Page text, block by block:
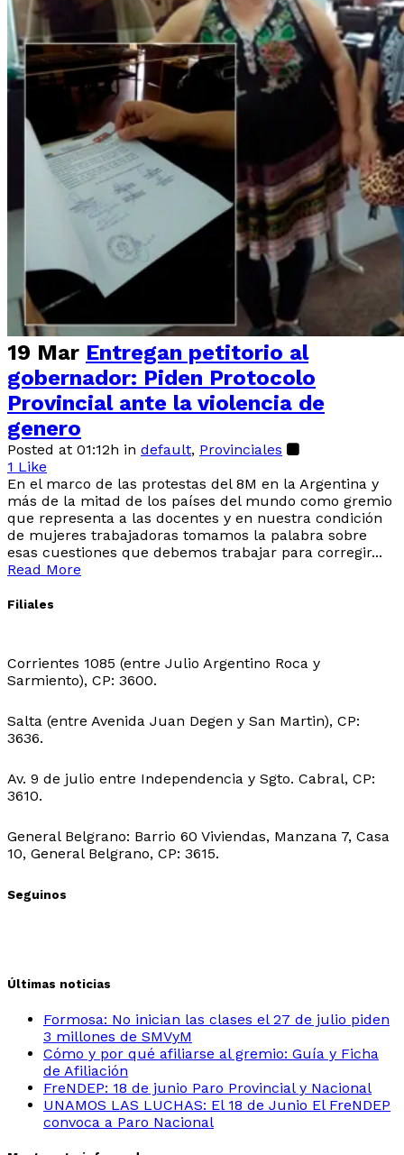
19 Mar Entregan petitorio al
gobernador: Piden Protocolo
Provincial ante la violencia de
genero
Posted at 01:12h in default, Provinciales
1 Like
En el marco de las protestas del 8M en la Argentina y
más de la mitad de los países del mundo como gremio
que representa a las docentes y en nuestra condición
de mujeres trabajadoras tomamos la palabra sobre
esas cuestiones que debemos trabajar para corregir...
Read More
Filiales
Corrientes 1085 (entre Julio Argentino Roca y
Sarmiento), CP: 3600.
Salta (entre Avenida Juan Degen y San Martin), CP:
3636.
Av. 9 de julio entre Independencia y Sgto. Cabral, CP:
3610.
General Belgrano: Barrio 60 Viviendas, Manzana 7, Casa
10, General Belgrano, CP: 3615.
Seguinos
Últimas noticias
Formosa: No inician las clases el 27 de julio piden
3 millones de SMVyM
Cómo y por qué afiliarse al gremio: Guía y Ficha
de Afiliación
FreNDEP: 18 de junio Paro Provincial y Nacional
UNAMOS LAS LUCHAS: El 18 de Junio El FreNDEP
convoca a Paro Nacional